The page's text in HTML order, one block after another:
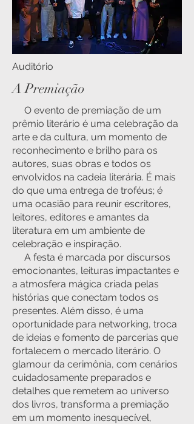
Auditório
A Premiação
O evento de premiação de um
prêmio literário é uma celebração da
arte e da cultura, um momento de
reconhecimento e brilho para os
autores, suas obras e todos os
envolvidos na cadeia literária. É mais
do que uma entrega de troféus; é
uma ocasião para reunir escritores,
leitores, editores e amantes da
literatura em um ambiente de
celebração e inspiração.
A festa é marcada por discursos
emocionantes, leituras impactantes e
a atmosfera mágica criada pelas
histórias que conectam todos os
presentes. Além disso, é uma
oportunidade para networking, troca
de ideias e fomento de parcerias que
fortalecem o mercado literário. O
glamour da cerimônia, com cenários
cuidadosamente preparados e
detalhes que remetem ao universo
dos livros, transforma a premiação
em um momento inesquecível,